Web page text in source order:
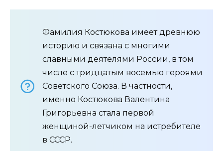
Фамилия Костюкова имеет древнюю
историю и связана с многими
славными деятелями России, в том
числе с тридцатым восемью героями
Советского Союза. В частности,
именно Костюкова Валентина
Григорьевна стала первой
женщиной-летчиком на истребителе
в СССР.